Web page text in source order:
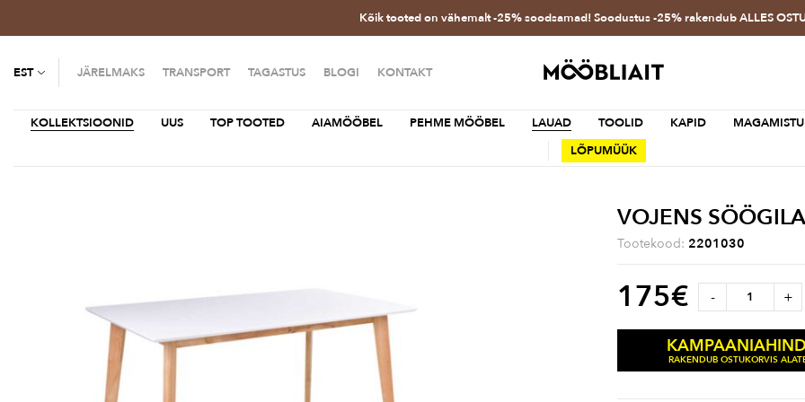
Kõik tooted on vähemalt -25% soodsamad! Soodustus -25% rakendub ALLES
EST JÄRELMAKS TRANSPORT TAGASTUS BLOGI KONTAKT
KOLLEKTSIOONID UUS TOP TOOTED AIAMÖÖBEL PEHME MÖÖBEL LAUAD TOOLID KAPID
LÕPUMÜÜK
VOJENS
Tootekood: 2201030
175€ - +
RAKENDUB OSTUKORVIS